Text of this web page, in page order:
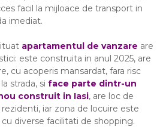
facil la mijloace de transport in
imediat.
apartamentul de vanzare are
este construita in anul 2025, are
cu acoperis mansardat, fara risc
strada, si face parte dintr-un
construit in Iasi, are loc de
iar zona de locuire este
diverse facilitati de shopping.